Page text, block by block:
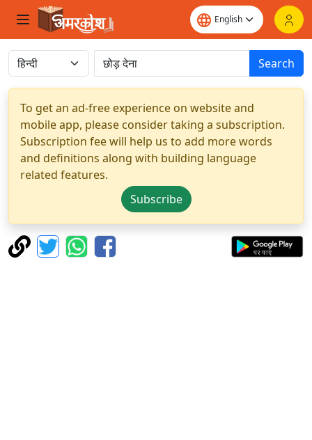
Search
To get an ad-free experience on website and
mobile app, please consider taking a subscription.
Subscription fee will help us to add more words
and definitions along with building language
related features.
Subscribe